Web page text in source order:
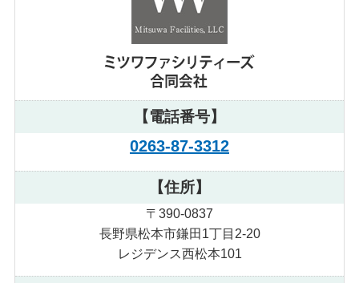
【電話番号】
0263-87-3312
【住所】
〒390-0837
長野県松本市鎌田1丁目2-20
レジデンス西松本101